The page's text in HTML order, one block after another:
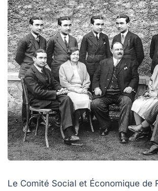
Le Comité Social et Économique de